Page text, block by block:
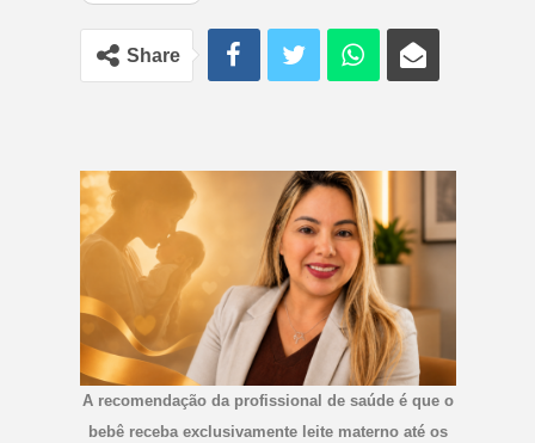
Share
A recomendação da profissional de saúde é que o
bebê receba exclusivamente leite materno até os